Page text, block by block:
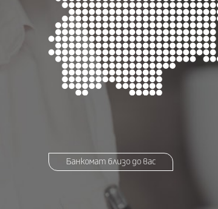
Банкомат близо до вас